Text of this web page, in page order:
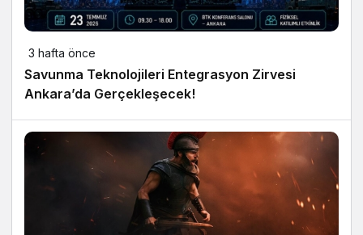
3 hafta önce
Savunma Teknolojileri Entegrasyon Zirvesi
Ankara’da Gerçekleşecek!